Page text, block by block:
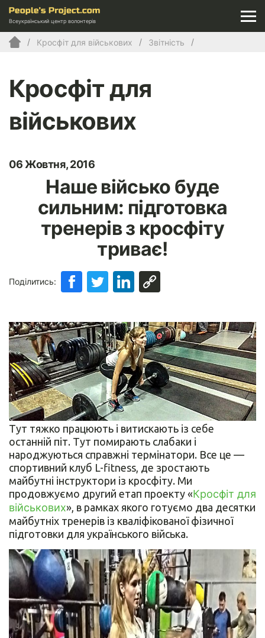
Всеукраїнський центр волонтерів
Кросфіт для військових Звітність
Кросфіт для
військових
06 Жовтня, 2016
Наше військо буде
сильним: підготовка
тренерів з кросфіту
триває!
Поділитись:
Тут тяжко працюють і витискають із себе
останній піт. Тут помирають слабаки і
народжуються справжні термінатори. Все це —
спортивний клуб L-fitness, де зростають
майбутні інструктори із кросфіту. Ми
продовжуємо другий етап проекту «Кросфіт для
військових», в рамках якого готуємо два десятки
майбутніх тренерів із кваліфікованої фізичної
підготовки для українського війська.